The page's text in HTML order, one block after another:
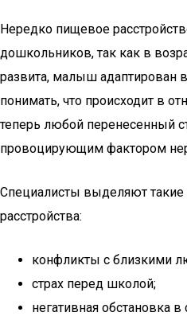
Нередко пищевое
дошкольников, так как в
развита, малыш адаптирован
понимать, что происходит в
теперь любой перенесенный
провоцирующим фактором
Специалисты выделяют
расстройства:
конфликты с близкими
страх перед школой;
негативная обстановка